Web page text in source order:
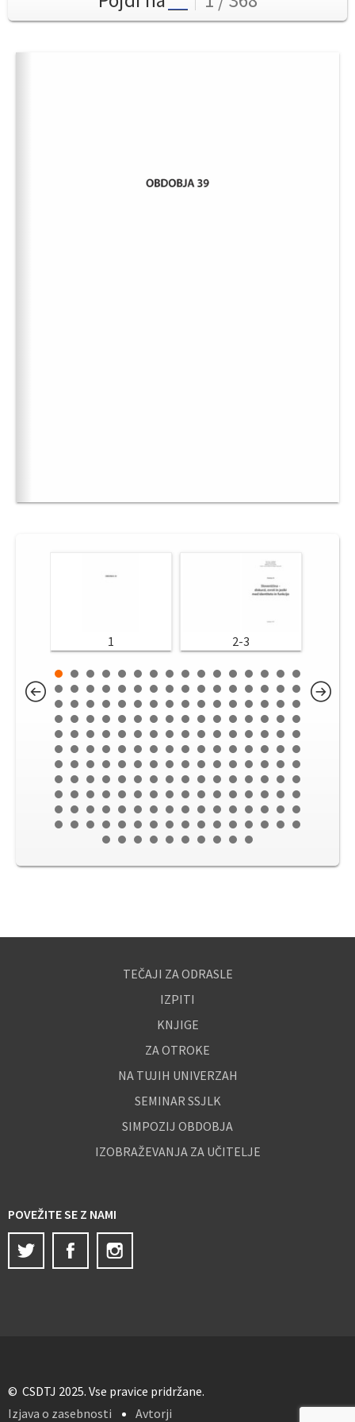
1 2-3
TEČAJI ZA ODRASLE
IZPITI
KNJIGE
ZA OTROKE
NA TUJIH UNIVERZAH
SEMINAR SSJLK
SIMPOZIJ OBDOBJA
IZOBRAŽEVANJA ZA UČITELJE
POVEŽITE SE Z NAMI
Twitter
Facebook
© CSDTJ 2025. Vse pravice pridržane.
Izjava o zasebnosti
Avtorji